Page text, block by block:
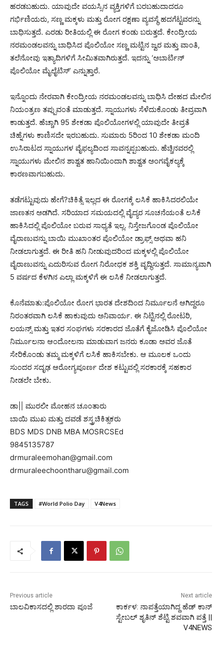
ಹರಡಬಹುದು. ಯಾವುದೇ ವಯಸ್ಸಿನ ವ್ಯಕ್ತಿಗಳಿಗೆ ಬರಬಹುದಾದರೂ
ಗರ್ಭಿಣಿಯರು, ಸಣ್ಣ ಮಕ್ಕಳು ಮತ್ತು ರೋಗ ರಕ್ಷಣಾ ವ್ಯವಸ್ಥೆ ಹದಗೆಟ್ಟವರನ್ನು
ಬಾಧಿಸುತ್ತದೆ. ಎರಡು ರೀತಿಯಲ್ಲಿ ಈ ರೋಗ ಕಂಡು ಬರುತ್ತದೆ. ಕೇಂದ್ರೀಯ
ನರಮಂಡಲವನ್ನು ಬಾಧಿಸಿದ ಪೊಲಿಯೋ ಸಣ್ಣ ಮಟ್ಟಿನ ಜ್ವರ ಮತ್ತು ವಾಂತಿ,
ತಲೆನೋವು ಇತ್ಯಾದಿಗಳಿಗೆ ಸೀಮಿತವಾಗಿರುತ್ತದೆ. ಇದನ್ನು ‘ಅಬಾರ್ಟಿನ್
ಪೊಲಿಯೋ ಮೈಲೈಟಿಸ್’ ಎನ್ನುತ್ತಾರೆ.
ಇನ್ನೊಂದು ನೇರವಾಗಿ ಕೇಂದ್ರೀಯ ನರಮಂಡಲವನ್ನು ಬಾಧಿಸಿ ದೇಹದ ಮೇಲಿನ
ನಿಯಂತ್ರಣ ತಪ್ಪುವಂತೆ ಮಾಡುತ್ತದೆ. ಸ್ನಾಯುಗಳು ಸೆಳೆದುಕೊಂಡು ತೀವ್ರವಾಗಿ
ಕಾಡುತ್ತದೆ. ಹೆಚ್ಚಾಗಿ 95 ಶೇಕಡಾ ಪೊಲಿಯೋಗಳಲ್ಲಿ ಯಾವುದೇ ತೀವ್ರತೆ
ಚಿಹ್ನೆಗಳು ಕಾಣಿಸದೇ ಇರಬಹುದು. ಸುಮಾರು 5ರಿಂದ 10 ಶೇಕಡಾ ಮಂದಿ
ಉಸಿರಾಟದ ಸ್ನಾಯುಗಳ ವೈಫಲ್ಯದಿಂದ ಸಾವನ್ನಪ್ಪಬಹುದು. ಹೆಚ್ಚಿನವರಲ್ಲಿ
ಸ್ನಾಯುಗಳು ಮೇಲಿನ ಶಾಶ್ವತ ಹಾನಿಯಿಂದಾಗಿ ಶಾಶ್ವತ ಅಂಗವೈಕಲ್ಯಕ್ಕೆ
ಕಾರಣವಾಗಬಹುದು.
ತಡೆಗಟ್ಟುವುದು ಹೇಗೆ?ಚಿಕಿತ್ಸೆ ಇಲ್ಲದ ಈ ರೋಗಕ್ಕೆ ಲಸಿಕೆ ಹಾಕಿಸಿದರಲಿಯೇ
ಜಾಣತನ ಅಡಗಿದೆ. ಸರಿಯಾದ ಸಮಯದಲ್ಲಿ ವೈದ್ಯರ ಸೂಚನೆಯಂತೆ ಲಸಿಕೆ
ಹಾಕಿಸಿದಲ್ಲಿ ಪೊಲಿಯೋ ಬರುವ ಸಾಧ್ಯತೆ ಇಲ್ಲ. ನಿಸ್ತೇಜಗೊಂಡ ಪೊಲಿಯೋ
ವೈರಾಣುವನ್ನು ಬಾಯಿ ಮುಖಾಂತರ ಪೊಲಿಯೋ ಡ್ರಾಫ್ಸ್ ಅಥವಾ ಹನಿ
ನೀಡಲಾಗುತ್ತದೆ. ಈ ರೀತಿ ಹನಿ ನೀಡುವುದರಿಂದ ಮಕ್ಕಳಲ್ಲಿ ಪೊಲಿಯೋ
ವೈರಾಣುವನ್ನು ಎದುರಿಸುವ ರೋಗ ನಿರೋಧಕ ಶಕ್ತಿ ವೃದ್ಧಿಸುತ್ತದೆ. ಸಾಮಾನ್ಯವಾಗಿ
5 ವರ್ಷದ ಕೆಳಗಿನ ಎಲ್ಲಾ ಮಕ್ಕಳಿಗೆ ಈ ಲಸಿಕೆ ನೀಡಲಾಗುತ್ತದೆ.
ಕೊನೆಮಾತು:ಪೊಲಿಯೋ ರೋಗ ಭಾರತ ದೇಶದಿಂದ ನಿರ್ಮೂಲನೆ ಆಗಿದ್ದರೂ
ನಿರಂತರವಾಗಿ ಲಸಿಕೆ ಹಾಕುವುದು ಅನಿವಾರ್ಯ. ಈ ನಿಟ್ಟಿನಲ್ಲಿ ರೋಟರಿ,
ಲಯನ್ಸ್ ಮತ್ತು ಇತರ ಸಂಘಗಳು ಸರಕಾರದ ಜೊತೆಗೆ ಕೈಜೋಡಿಸಿ ಪೊಲಿಯೋ
ನಿರ್ಮೂಲನಾ ಆಂದೋಲನಾ ಮಾಡುವಾಗ ಜನರು ಕೂಡಾ ಅವರ ಜೊತೆ
ಸೇರಿಕೊಂಡು ತಮ್ಮ ಮಕ್ಕಳಿಗೆ ಲಸಿಕೆ ಹಾಕಿಸಬೇಕು. ಆ ಮೂಲಕ ಒಂದು
ಸುಂದರ ಸದೃಢ ಆರೋಗ್ಯಪೂರ್ಣ ದೇಶ ಕಟ್ಟುವಲ್ಲಿ ಸರಕಾರಕ್ಕೆ ಸಹಕಾರ
ನೀಡಲೇ ಬೇಕು.
ಡಾ|| ಮುರಲೀ ಮೋಹನ ಚೂಂತಾರು
ಬಾಯಿ ಮುಖ ಮತ್ತು ದವಡೆ ಶಸ್ತ್ರಚಿಕಿತ್ಸಕರು
BDS MDS DNB MBA MOSRCSEd
9845135787
drmuraleemohan@gmail.com
drmuraleechoontharu@gmail.com
TAGS #World Polio Day V4News
Previous article
ಬಾಲವಿಕಾಸದಲ್ಲಿ ಶಾರದಾ ಪೂಜೆ
Next article
ಕಾರ್ಕಳ: ನಾಪತ್ತೆಯಾಗಿದ್ದ ಹೆಡ್‌ ಕಾನ್
ಸ್ಟೇಬಲ್ ಶೃತಿನ್ ಶೆಟ್ಟಿ ಶವವಾಗಿ ಪತ್ತೆ ||
V4NEWS